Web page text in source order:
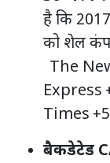
है कि
को शेल
The
Express
Times +5
बैकडेटेड